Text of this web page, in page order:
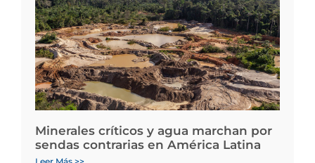
Minerales críticos y agua marchan por
sendas contrarias en América Latina